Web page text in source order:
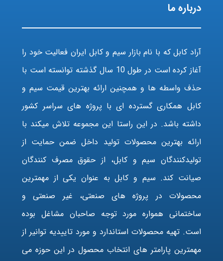
درباره ما
آراد کابل که با نام بازار سیم و کابل ایران فعالیت خود را
آغاز کرده است در طول 10 سال گذشته توانسته است با
حذف واسطه ها و همچنین ارائه بهترین قیمت سیم و
کابل همکاری گسترده ای با پروژه های سراسر کشور
داشته باشد. در این راستا این مجموعه تلاش میکند با
ارائه بهترین محصولات تولید داخل ضمن حمایت از
تولیدکنندگان سیم و کابل، از حقوق مصرف کنندگان
صیانت کند. سیم و کابل به عنوان یکی از مهمترین
محصولات در پروژه های صنعتی، غیر صنعتی و
ساختمانی همواره مورد توجه صاحبان مشاغل بوده
است. تهیه محصولات استاندارد و مورد تاییدیه توانیر از
مهمترین پارامتر های انتخاب محصول در این حوزه می